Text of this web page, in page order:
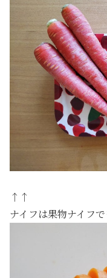
↑↑
ナイフは果物ナイフで